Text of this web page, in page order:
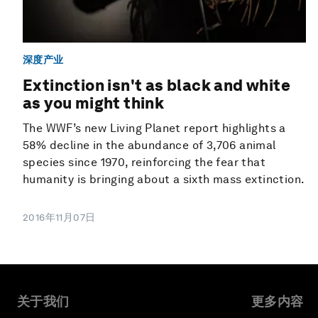
深度产业
Extinction isn't as black and white
as you might think
The WWF’s new Living Planet report highlights a
58% decline in the abundance of 3,706 animal
species since 1970, reinforcing the fear that
humanity is bringing about a sixth mass extinction.
2016年11月07日
关于我们 更多内容